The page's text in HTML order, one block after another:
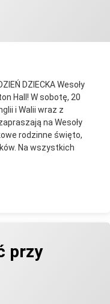
DZIECKA Wesoły
Hall! W sobotę, 20
i Walii wraz z
na Wesoły
rodzinne święto,
Na wszystkich
Dziecka w Laxton Hall
przy